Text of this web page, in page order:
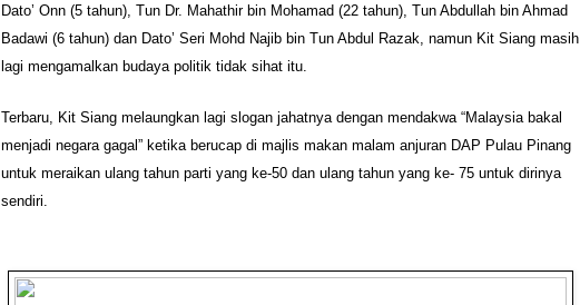
Dato’ Onn (5 tahun), Tun Dr. Mahathir bin Mohamad (22 tahun), Tun Abdullah bin Ahmad
Badawi (6 tahun) dan Dato’ Seri Mohd Najib bin Tun Abdul Razak, namun Kit Siang masih
lagi mengamalkan budaya politik tidak sihat itu.
Terbaru, Kit Siang melaungkan lagi slogan jahatnya dengan mendakwa “Malaysia bakal
menjadi negara gagal” ketika berucap di majlis makan malam anjuran DAP Pulau Pinang
untuk meraikan ulang tahun parti yang ke-50 dan ulang tahun yang ke- 75 untuk dirinya
sendiri.